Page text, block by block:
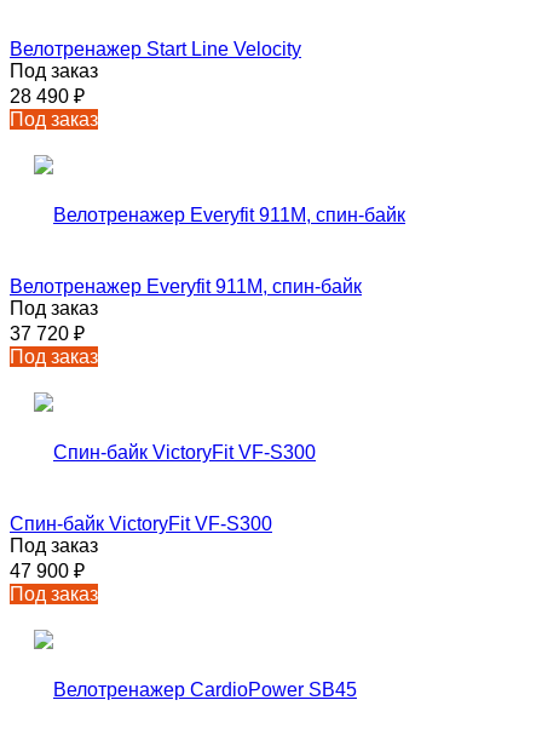
Велотренажер Start Line Velocity
Под заказ
28 490 ₽
Под заказ
Велотренажер Everyfit 911M, спин-байк
Под заказ
37 720 ₽
Под заказ
Спин-байк VictoryFit VF-S300
Под заказ
47 900 ₽
Под заказ